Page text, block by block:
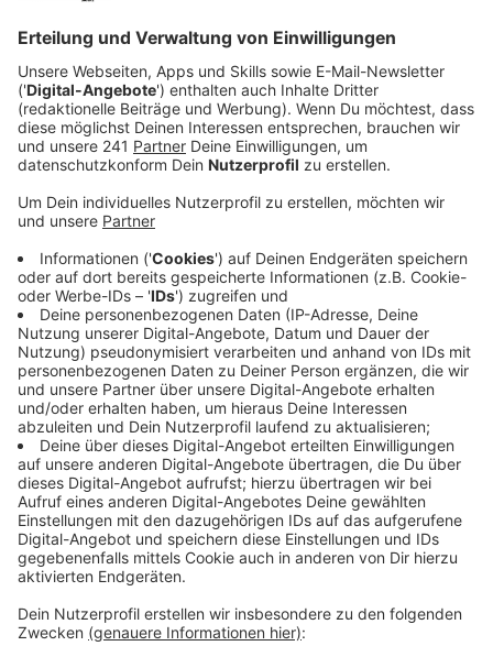
Anzeige
Prävention und Unterstützung
Anzeige
Insgesamt haben 181 Frauen und Mädchen in
Leverkusen mit den Fachleuten vom Frauennotruf
gesprochen und sich beraten lassen. Egal ob es dabei
um Prävention, emotionale Unterstützung oder
Rechtsbetreuung ging. Die Zahlen zeigen: Die meisten
von ihnen waren im Alter zwischen 18 und 40.
Anzeige
Oftmals fehlt das Geld
Anzeige